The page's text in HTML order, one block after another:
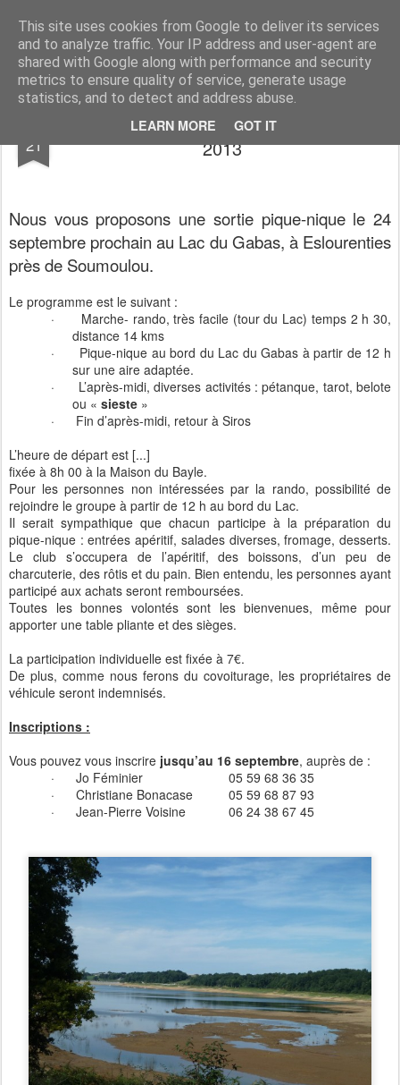
This site uses cookies from Google to deliver its services
and to analyze traffic. Your IP address and user-agent are
shared with Google along with performance and security
metrics to ensure quality of service, generate usage
statistics, and to detect and address abuse.
LEARN MORE GOT IT
Association du Temps Libre de Siros Association sportive et socio-culturelle
Pages
21
Une date à retenir : mardi 24 septembre
2013
Nous vous proposons une sortie pique-nique le 24
septembre prochain au Lac du Gabas, à Eslourenties
près de Soumoulou.
Le programme est le suivant :
·
Marche- rando, très facile (tour du Lac) temps 2 h 30,
distance 14 kms
·
Pique-nique au bord du Lac du Gabas à partir de 12 h
sur une aire adaptée.
·
L’après-midi, diverses activités : pétanque, tarot, belote
ou « sieste »
·
Fin d’après-midi, retour à Siros
L’heure de départ est [...]
fixée à 8h 00 à la Maison du Bayle.
Pour les personnes non intéressées par la rando, possibilité de
rejoindre le groupe à partir de 12 h au bord du Lac.
Il serait sympathique que chacun participe à la préparation du
pique-nique : entrées apéritif, salades diverses, fromage, desserts.
Le club s’occupera de l’apéritif, des boissons, d’un peu de
charcuterie, des rôtis et du pain. Bien entendu, les personnes ayant
participé aux achats seront remboursées.
Toutes les bonnes volontés sont les bienvenues, même pour
apporter une table pliante et des sièges.
La participation individuelle est fixée à 7€.
De plus, comme nous ferons du covoiturage, les propriétaires de
véhicule seront indemnisés.
Inscriptions :
Vous pouvez vous inscrire jusqu’au 16 septembre, auprès de :
·
Jo Féminier
05 59 68 36 35
·
Christiane Bonacase
05 59 68 87 93
·
Jean-Pierre Voisine 06 24 38 67 45